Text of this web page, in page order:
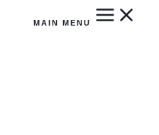
MAIN MENU